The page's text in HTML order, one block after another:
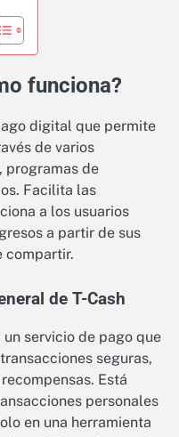
funciona?
digital que permite
de varios
programas de
Facilita las
a los usuarios
a partir de sus
compartir.
de T-Cash
servicio de pago que
seguras,
Está
personales
en una herramienta